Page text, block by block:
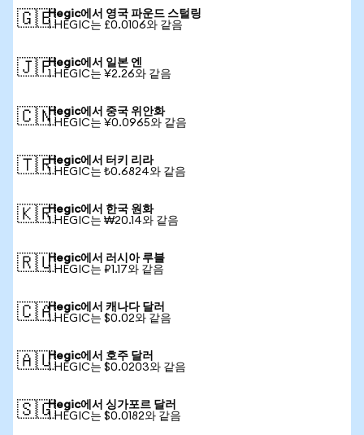
🇬🇧Hegic에서 영국 파운드 스털링
1 HEGIC는 £0.0106와 같음
🇯🇵Hegic에서 일본 엔
1 HEGIC는 ¥2.26와 같음
🇨🇳Hegic에서 중국 위안화
1 HEGIC는 ¥0.0965와 같음
🇹🇷Hegic에서 터키 리라
1 HEGIC는 ₺0.6824와 같음
🇰🇷Hegic에서 한국 원화
1 HEGIC는 ₩20.14와 같음
🇷🇺Hegic에서 러시아 루블
1 HEGIC는 ₽1.17와 같음
🇨🇦Hegic에서 캐나다 달러
1 HEGIC는 $0.02와 같음
🇦🇺Hegic에서 호주 달러
1 HEGIC는 $0.0203와 같음
🇸🇬Hegic에서 싱가포르 달러
1 HEGIC는 $0.0182와 같음